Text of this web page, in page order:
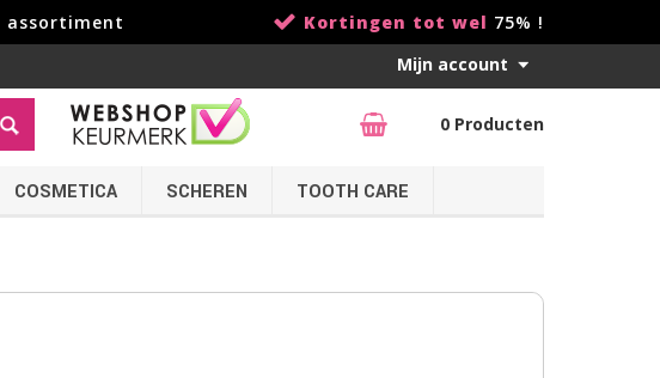
assortiment Kortingen tot wel 75% !
Mijn account
0 Producten
COSMETICA SCHEREN TOOTH CARE